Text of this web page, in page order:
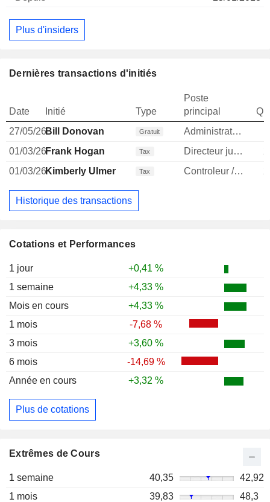
Cotations et Performances
1 jour
+0,41 %
1 semaine
+4,33 %
Mois en cours
+4,33 %
1 mois
-7,68 %
3 mois
+3,60 %
6 mois
-14,69 %
Année en cours
+3,32 %
Plus de cotations
Extrêmes de Cours
1 semaine 40,35
42,92
1 mois
39,83
48,3
Plus d'insiders
Dernières transactions d'initiés
Date Initié Type
Poste
principal
27/05/26Bill Donovan Gratuit Administrateur
01/03/26Frank Hogan Tax Directeur juridique
01/03/26Kimberly Ulmer Tax Controleur / auditeur
Historique des transactions